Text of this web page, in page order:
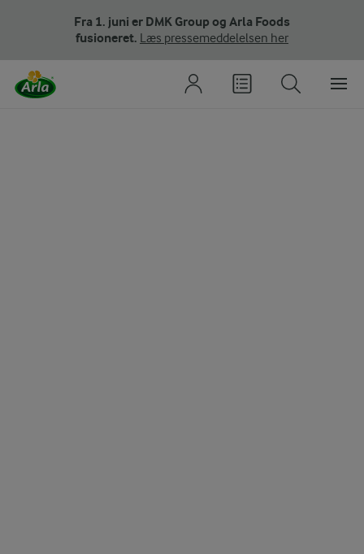
Fra 1. juni er DMK Group og Arla Foods
fusioneret. Læs pressemeddelelsen her